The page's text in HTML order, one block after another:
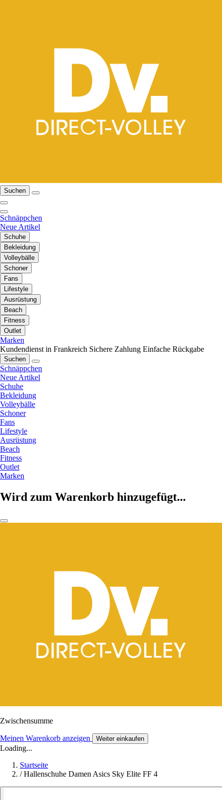
Suchen
Schnäppchen
Neue Artikel
Schuhe
Bekleidung
Volleybälle
Schoner
Fans
Lifestyle
Ausrüstung
Beach
Fitness
Outlet
Marken
Kundendienst in Frankreich Sichere Zahlung Einfache Rückgabe
Suchen
Schnäppchen
Neue Artikel
Schuhe
Bekleidung
Volleybälle
Schoner
Fans
Lifestyle
Ausrüstung
Beach
Fitness
Outlet
Marken
Wird zum Warenkorb hinzugefügt...
Zwischensumme
Meinen Warenkorb anzeigen Weiter einkaufen
Loading...
Startseite
/ Hallenschuhe Damen Asics Sky Elite FF 4